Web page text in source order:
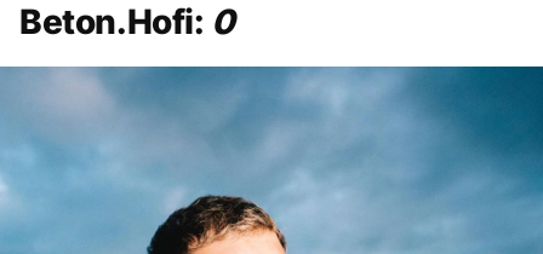
Beton.Hofi: 0